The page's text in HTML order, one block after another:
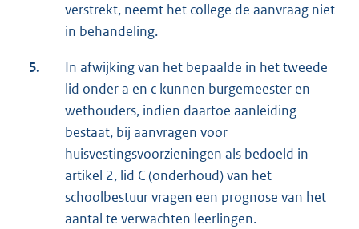
verstrekt, neemt het college de aanvraag niet
in behandeling.
5.
In afwijking van het bepaalde in het tweede
lid onder a en c kunnen burgemeester en
wethouders, indien daartoe aanleiding
bestaat, bij aanvragen voor
huisvestingsvoorzieningen als bedoeld in
artikel 2, lid C (onderhoud) van het
schoolbestuur vragen een prognose van het
aantal te verwachten leerlingen.